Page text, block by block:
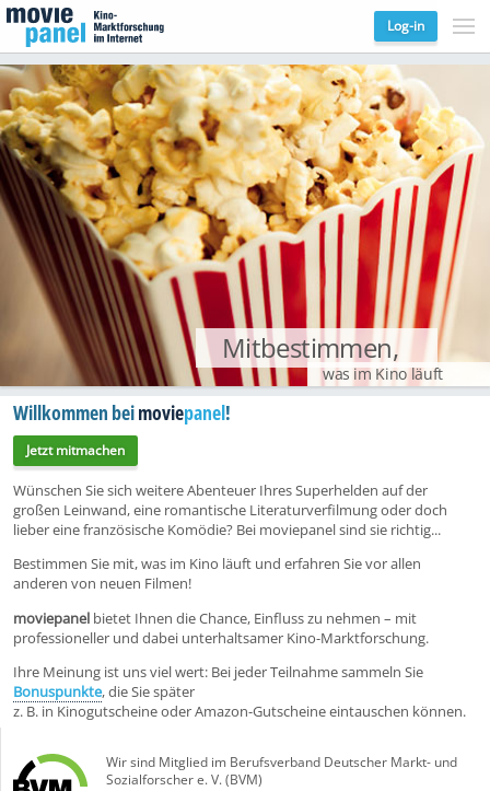
Mitbestimmen,
was im Kino läuft
Willkommen beimoviepanel!
Jetzt mitmachen
Wünschen Sie sich weitere Abenteuer Ihres Superhelden auf der
großen Leinwand, eine romantische Literaturverfilmung oder doch
lieber eine französische Komödie? Bei moviepanel sind sie richtig...
Bestimmen Sie mit, was im Kino läuft und erfahren Sie vor allen
anderen von neuen Filmen!
moviepanel bietet Ihnen die Chance, Einfluss zu nehmen – mit
professioneller und dabei unterhaltsamer Kino-Marktforschung.
Ihre Meinung ist uns viel wert: Bei jeder Teilnahme sammeln Sie
Bonuspunkte, die Sie später
z. B. in Kinogutscheine oder Amazon-Gutscheine eintauschen können.
Wir sind Mitglied im Berufsverband Deutscher Markt- und
Sozialforscher e. V. (BVM)
Log-in